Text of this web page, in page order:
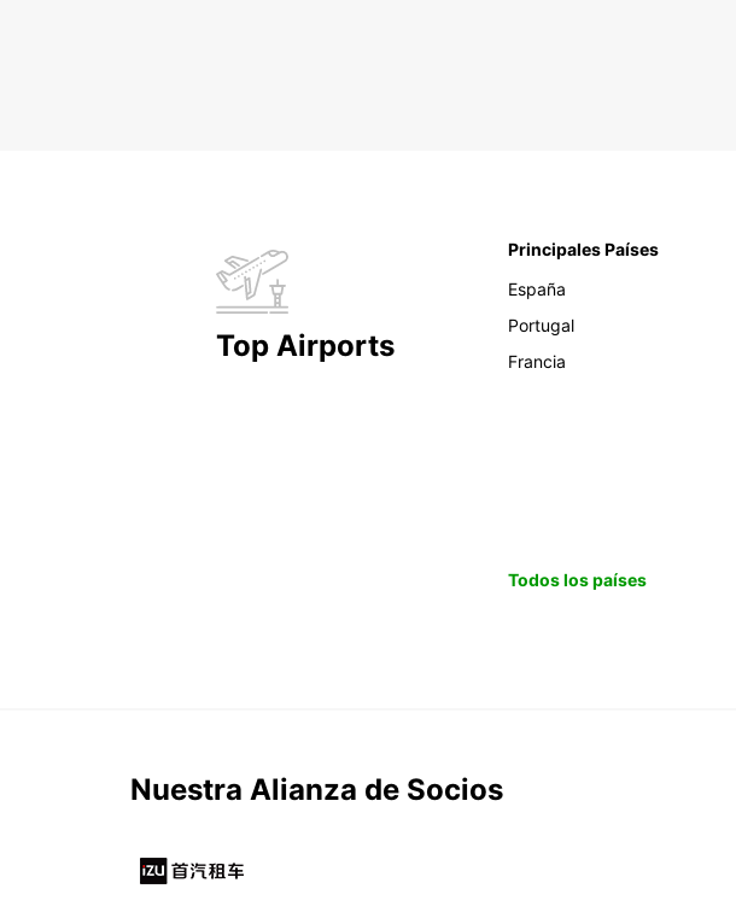
Top Airports
Principales Países
España
Portugal
Francia
Todos los países
Nuestra Alianza de Socios